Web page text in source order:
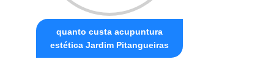
quanto custa acupuntura
estética Jardim Pitangueiras